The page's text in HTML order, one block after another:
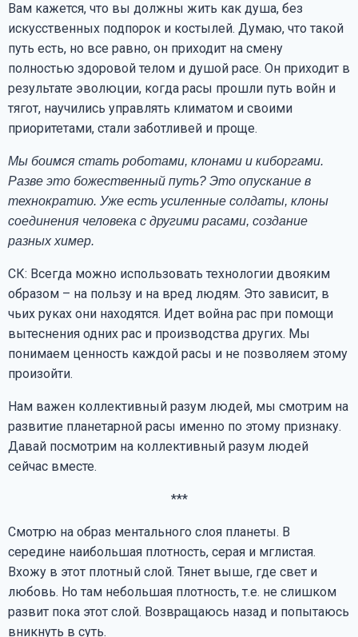
Вам кажется, что вы должны жить как душа, без
искусственных подпорок и костылей. Думаю, что такой
путь есть, но все равно, он приходит на смену
полностью здоровой телом и душой расе. Он приходит в
результате эволюции, когда расы прошли путь войн и
тягот, научились управлять климатом и своими
приоритетами, стали заботливей и проще.
Мы боимся стать роботами, клонами и киборгами.
Разве это божественный путь? Это опускание в
технократию. Уже есть усиленные солдаты, клоны
соединения человека с другими расами, создание
разных химер.
СК: Всегда можно использовать технологии двояким
образом – на пользу и на вред людям. Это зависит, в
чьих руках они находятся. Идет война рас при помощи
вытеснения одних рас и производства других. Мы
понимаем ценность каждой расы и не позволяем этому
произойти.
Нам важен коллективный разум людей, мы смотрим на
развитие планетарной расы именно по этому признаку.
Давай посмотрим на коллективный разум людей
сейчас вместе.
***
Смотрю на образ ментального слоя планеты. В
середине наибольшая плотность, серая и мглистая.
Вхожу в этот плотный слой. Тянет выше, где свет и
любовь. Но там небольшая плотность, т.е. не слишком
развит пока этот слой. Возвращаюсь назад и попытаюсь
вникнуть в суть.